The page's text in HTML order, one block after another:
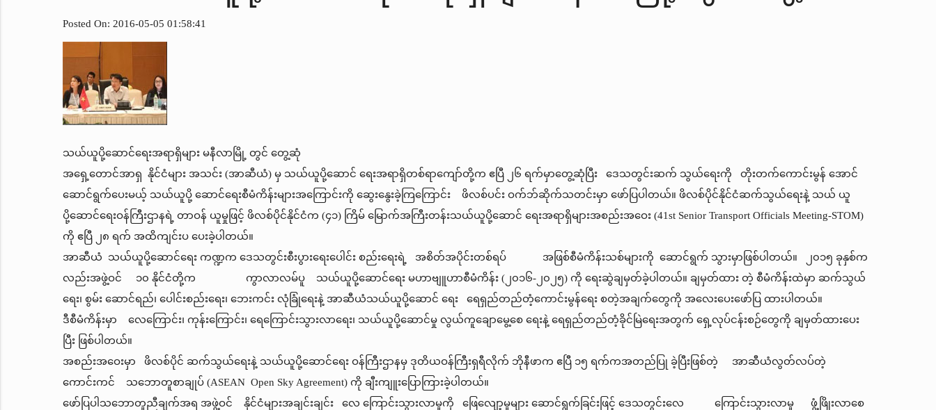
Posted On: 2016-05-05 01:58:41
သယ်ယူပို့ဆောင်ရေးအရာရှိများ မနီလာမြို့ တွင် တွေ့ဆုံ
အရှေ့တောင်အာရှ နိုင်ငံများ အသင်း (အာဆီယံ) မှ သယ်ယူပို့ဆောင် ရေးအရာရှိတစ်ရာကျော်တို့က ဧပြီ ၂၆ ရက်မှာတွေ့ဆုံပြီး ဒေသတွင်းဆက် သွယ်ရေးကို တိုးတက်ကောင်းမွန် အောင်
ဆောင်ရွက်ပေးမယ့် သယ်ယူပို့ ဆောင်ရေးစီမံကိန်းများအကြောင်းကို ဆွေးနွေးခဲ့ကြကြောင်း ဖိလစ်ပင်း ဝက်ဘ်ဆိုက်သတင်းမှာ ဖော်ပြပါတယ်။ ဖိလစ်ပိုင်နိုင်ငံဆက်သွယ်ရေးနဲ့ သယ် ယူ
ပို့ဆောင်ရေးဝန်ကြီးဌာနရဲ့ တာဝန် ယူမှုဖြင့် ဖိလစ်ပိုင်နိုင်ငံက (၄၁) ကြိမ် မြောက်အကြီးတန်းသယ်ယူပို့ဆောင် ရေးအရာရှိများအစည်းအဝေး (41st Senior Transport Officials Meeting-STOM)
ကို ဧပြီ ၂၈ ရက် အထိကျင်းပ ပေးခဲ့ပါတယ်။
အာဆီယံ သယ်ယူပို့ဆောင်ရေး ကဏ္ဍက ဒေသတွင်းစီးပွားရေးပေါင်း စည်းရေးရဲ့ အစိတ်အပိုင်းတစ်ရပ် အဖြစ်စီမံကိန်းသစ်များကို ဆောင်ရွက် သွားမှာဖြစ်ပါတယ်။ ၂၀၁၅ ခုနှစ်က
လည်းအဖွဲ့ဝင် ၁၀ နိုင်ငံတို့က ကွာလာလမ်ပူ သယ်ယူပို့ဆောင်ရေး မဟာဗျူဟာစီမံကိန်း (၂၀၁၆-၂၀၂၅) ကို ရေးဆွဲချမှတ်ခဲ့ပါတယ်။ ချမှတ်ထား တဲ့ စီမံကိန်းထဲမှာ ဆက်သွယ်
ရေး၊ စွမ်း ဆောင်ရည်၊ ပေါင်းစည်းရေး၊ ဘေးကင်း လုံခြုံရေးနဲ့ အာဆီယံသယ်ယူပို့ဆောင် ရေး ရေရှည်တည်တံ့ကောင်းမွန်ရေး စတဲ့အချက်တွေကို အလေးပေးဖော်ပြ ထားပါတယ်။
ဒီစီမံကိန်းမှာ လေကြောင်း၊ ကုန်းကြောင်း၊ ရေကြောင်းသွားလာရေး၊ သယ်ယူပို့ဆောင်မှု လွယ်ကူချောမွေ့စေ ရေးနဲ့ ရေရှည်တည်တံ့ခိုင်မြဲရေးအတွက် ရှေ့လုပ်ငန်းစဉ်တွေကို ချမှတ်ထားပေး
ပြီး ဖြစ်ပါတယ်။
အစည်းအဝေးမှာ ဖိလစ်ပိုင် ဆက်သွယ်ရေးနဲ့ သယ်ယူပို့ဆောင်ရေး ဝန်ကြီးဌာနမှ ဒုတိယဝန်ကြီးရှရီလိုက် ဘိုနီဖာက ဧပြီ ၁၅ ရက်ကအတည်ပြု ခဲ့ပြီးဖြစ်တဲ့ အာဆီယံလွတ်လပ်တဲ့
ကောင်းကင် သဘောတူစာချုပ် (ASEAN Open Sky Agreement) ကို ချီးကျူးပြောကြားခဲ့ပါတယ်။
ဖော်ပြပါသဘောတူညီချက်အရ အဖွဲ့ဝင် နိုင်ငံများအချင်းချင်း လေ ကြောင်းသွားလာမှုကို ဖြေလျော့မှုများ ဆောင်ရွက်ခြင်းဖြင့် ဒေသတွင်းလေ ကြောင်းသွားလာမှု ဖွံ့ဖြိုးလာစေ